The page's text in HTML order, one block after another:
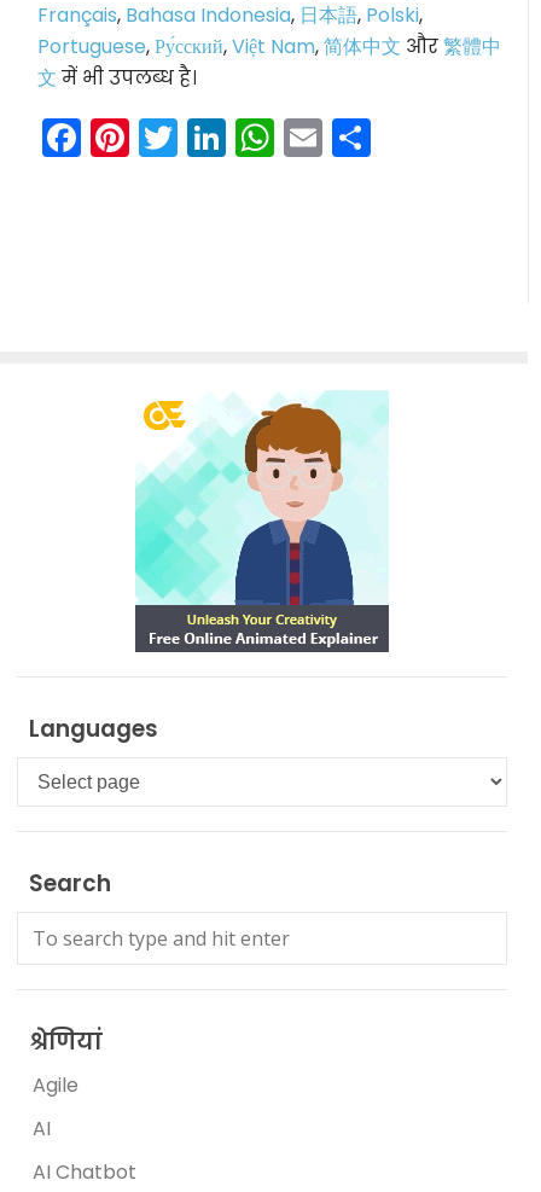
Français, Bahasa Indonesia, 日本語, Polski,
Portuguese,Ру́сский,Việt Nam,简体中文 और繁體中
文 में भी उपलब्ध है।
Facebook
Pinterest
Twitter
LinkedIn
WhatsApp
Email
Languages
Languages
Search
श्रेणियां
Agile
AI
AI Chatbot